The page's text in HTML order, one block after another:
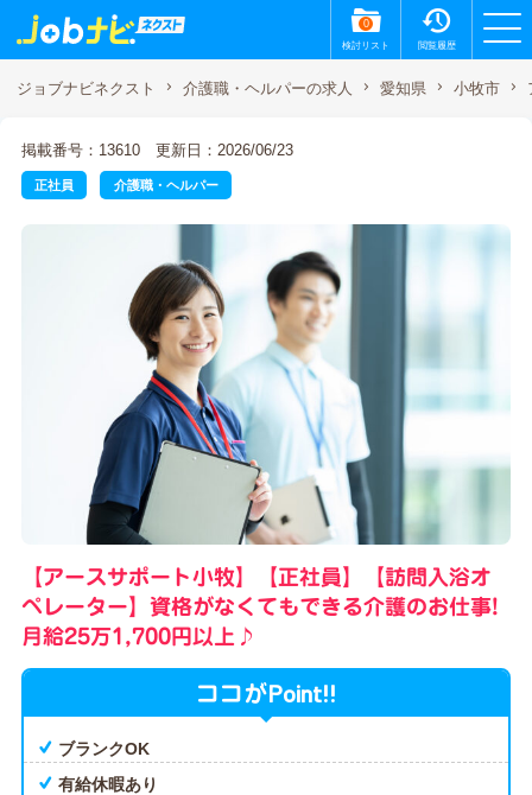
0
検討リスト 閲覧履歴
ジョブナビネクスト 介護職・ヘルパーの求人 愛知県 小牧市
掲載番号：13610 更新日：2026/06/23
正社員 介護職・ヘルパー
【アースサポート小牧】【正社員】【訪問入浴オ
ペレーター】資格がなくてもできる介護のお仕事!
月給25万1,700円以上♪
ココがPoint!!
ブランクOK
有給休暇あり